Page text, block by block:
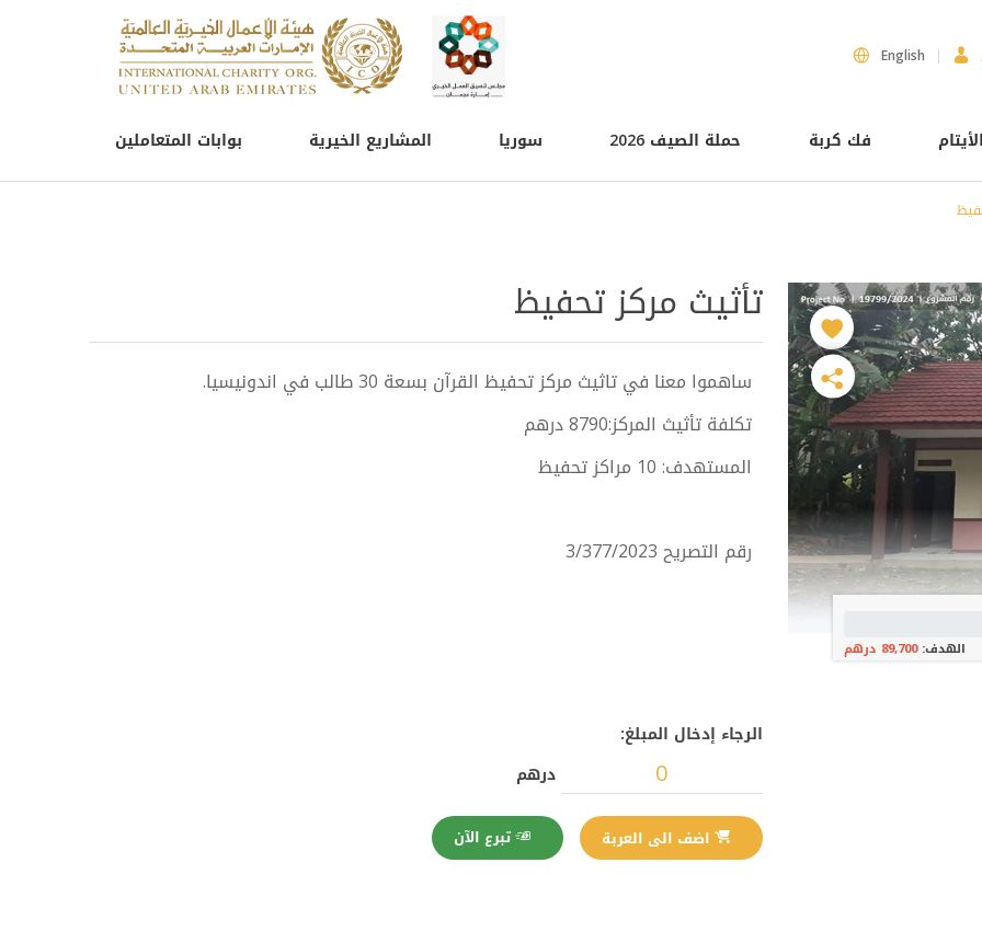
English
فك كربة حملة الصيف 2026 سوريا المشاريع الخيرية
الهدف:89,700 درهم
تأثيث مركز تحفيظ
ساهموا معنا في تاثيث مركز تحفيظ القرآن بسعة 30 طالب في اندونيسيا.
تكلفة تأثيث المركز:8790 درهم
المستهدف: 10 مراكز تحفيظ
رقم التصريح 3/377/2023
الرجاء إدخال المبلغ:
درهم
تبرع الآن